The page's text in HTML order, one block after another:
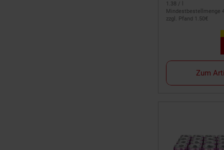
1.38 / l
Mindestbestellmenge
zzgl. Pfand 1.50 €
Zum